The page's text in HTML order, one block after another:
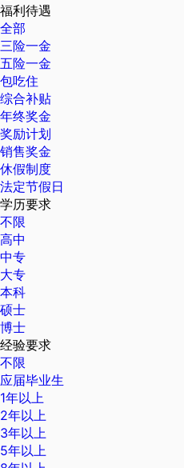
福利待遇
全部
三险一金
五险一金
包吃住
综合补贴
年终奖金
奖励计划
销售奖金
休假制度
法定节假日
学历要求
不限
高中
中专
大专
本科
硕士
博士
经验要求
不限
应届毕业生
1年以上
2年以上
3年以上
5年以上